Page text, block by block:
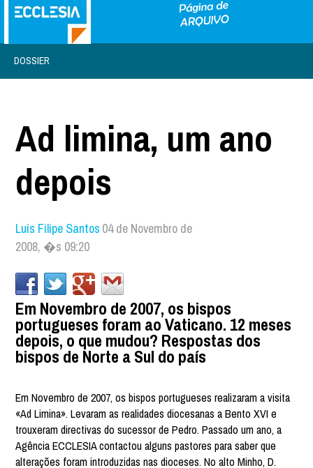
DOSSIER
Ad limina, um ano
depois
Luís Filipe Santos 04 de Novembro de
2008, �s 09:20
Em Novembro de 2007, os bispos
portugueses foram ao Vaticano. 12 meses
depois, o que mudou? Respostas dos
bispos de Norte a Sul do país
Em Novembro de 2007, os bispos portugueses realizaram a visita
«Ad Limina». Levaram as realidades diocesanas a Bento XVI e
trouxeram directivas do sucessor de Pedro. Passado um ano, a
Agência ECCLESIA contactou alguns pastores para saber que
alterações foram introduzidas nas dioceses. No alto Minho, D.